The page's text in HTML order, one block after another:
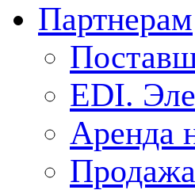
Партнерам
EDI.
Аренда